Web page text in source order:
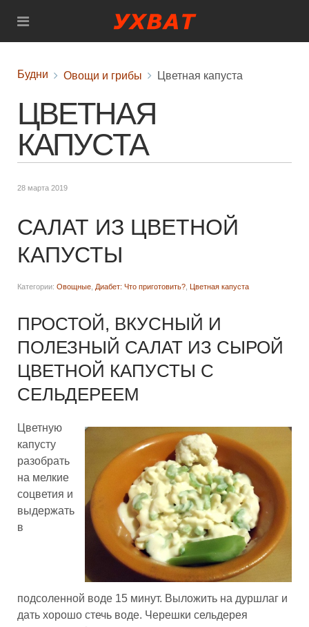
Будни Овощи и грибы Цветная капуста
ЦВЕТНАЯ
КАПУСТА
28 марта 2019
САЛАТ ИЗ ЦВЕТНОЙ
КАПУСТЫ
Категории: Овощные Диабет: Что приготовить? Цветная капуста
ПРОСТОЙ, ВКУСНЫЙ И
ПОЛЕЗНЫЙ САЛАТ ИЗ СЫРОЙ
ЦВЕТНОЙ КАПУСТЫ С
СЕЛЬДЕРЕЕМ
Цветную
капусту
разобрать
на мелкие
соцветия и
выдержать
в
подсоленной воде 15 минут. Выложить на дуршлаг и
дать хорошо стечь воде. Черешки сельдерея